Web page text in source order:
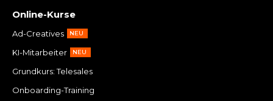
Online-Kurse
Ad-Creatives NEU
KI-Mitarbeiter NEU
Grundkurs: Telesales
Onboarding-Training